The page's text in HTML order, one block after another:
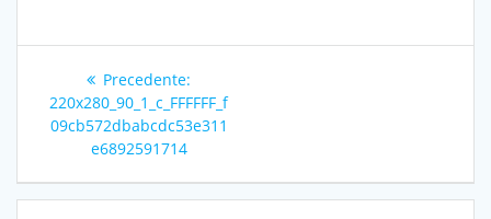
Navigazione
articoli
Precedente:
precedente:
220x280_90_1_c_FFFFFF_f
09cb572dbabcdc53e311
e6892591714